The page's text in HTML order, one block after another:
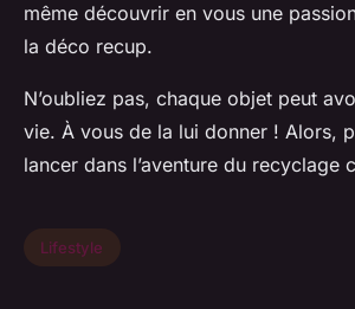
même découvrir en vous une
la déco recup.
N’oubliez pas, chaque objet peut
vie. À vous de la lui donner ! Alors,
lancer dans l’aventure du recyclage
Lifestyle